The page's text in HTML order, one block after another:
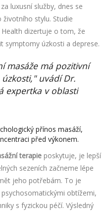
luxusní služby, dnes se
stylu. Studie
dizertuje o tom, že
symptomy úzkosti a deprese.
masáže má pozitivní
uvádí Dr.
expertka v oblasti
přínos masáží,
před výkonem.
terapie poskytuje, je lepší
sezeních začneme lépe
jeho potřebám. To je
obtížemi,
s fyzickou péčí. Výsledný